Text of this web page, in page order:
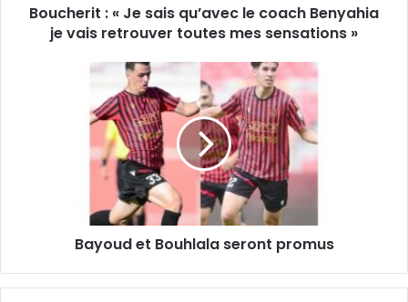
Boucherit : « Je sais qu’avec le coach Benyahia
je vais retrouver toutes mes sensations »
Bayoud et Bouhlala seront promus